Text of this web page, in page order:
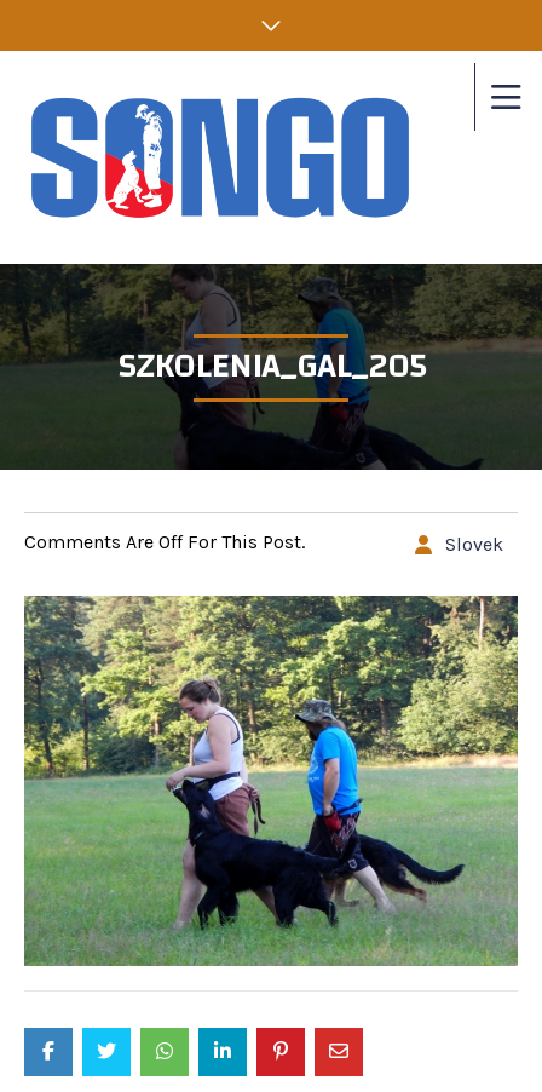
SZKOLENIA_GAL_205
Slovek
Comments Are Off For This Post.